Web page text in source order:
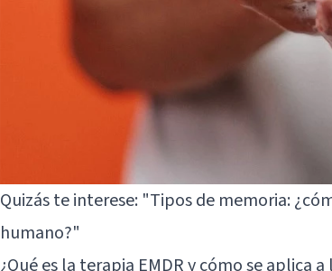
Quizás te interese: "Tipos de memoria:
humano?"
¿Qué es la terapia EMDR y cómo se aplica a